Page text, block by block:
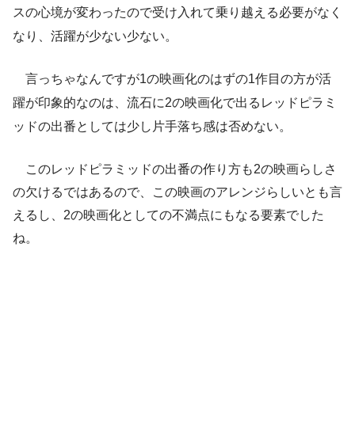
スの心境が変わったので受け入れて乗り越える必要がなく
なり、活躍が少ない少ない。
言っちゃなんですが1の映画化のはずの1作目の方が活
躍が印象的なのは、流石に2の映画化で出るレッドピラミ
ッドの出番としては少し片手落ち感は否めない。
このレッドピラミッドの出番の作り方も2の映画らしさ
の欠けるではあるので、この映画のアレンジらしいとも言
えるし、2の映画化としての不満点にもなる要素でした
ね。